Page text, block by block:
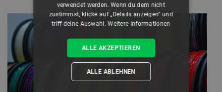
verwendet werden. Wenn du dem nicht
zustimmst, klicke auf „Details anzeigen“ und
triff deine Auswahl.Weitere Informationen
ALLE AKZEPTIEREN
ALLE ABLEHNEN